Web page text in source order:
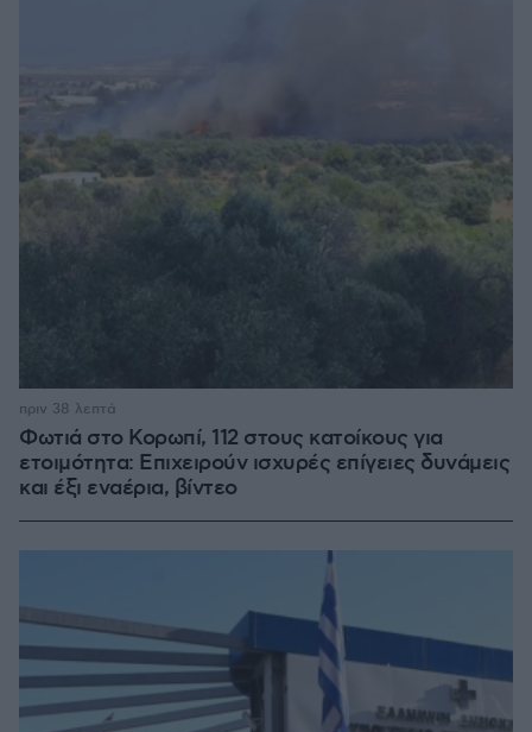
Φωτιά στο Κορωπί, 112 στους κατοίκους για
ετοιμότητα: Επιχειρούν ισχυρές επίγειες δυνάμεις
και έξι εναέρια, βίντεο
πριν 38 λεπτά